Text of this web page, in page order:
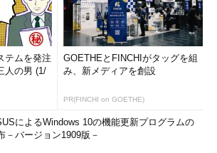
テムを発注
人の男 (1/
GOETHEとFINCHIがタッグを組
み、新メディアを創設
PR(FINCHI on GOETHE)
によるWindows 10の機能更新プログラムの
－バージョン1909版－